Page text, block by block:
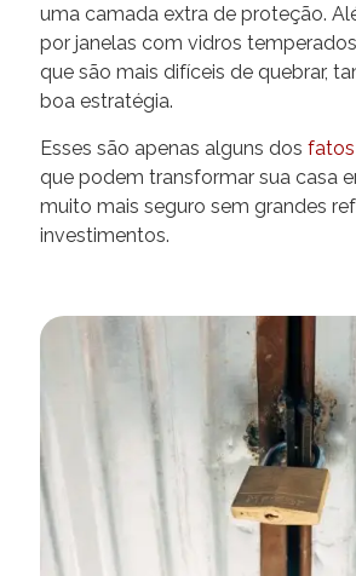
uma camada extra de proteção.
por janelas com vidros
que são mais difíceis de quebrar,
boa estratégia.
Esses são apenas alguns dos
que podem transformar sua casa
muito mais seguro sem grandes
investimentos.